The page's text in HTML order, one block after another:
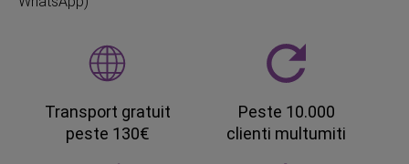
Transport gratuit
peste 130€
Peste 10.000
clienti multumiti